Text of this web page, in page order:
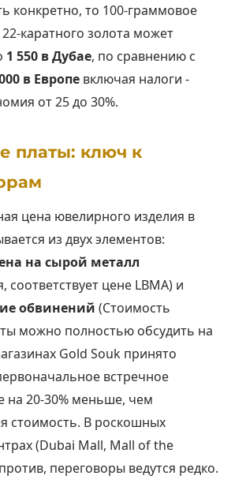
конкретно, то 100-граммовое
каратного золота может
1 550 в Дубае, по сравнению с
в Европе включая налоги -
от 25 до 30%.
платы: ключ к
цена ювелирного изделия в
из двух элементов:
на сырой металл
соответствует цене LBMA) и
обвинений (Стоимость
можно полностью обсудить на
Gold Souk принято
встречное
на 20-30% меньше, чем
стоимость. В роскошных
(Dubai Mall, Mall of the
переговоры ведутся редко.